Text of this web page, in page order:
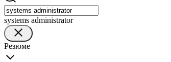
systems administrator
Резюме